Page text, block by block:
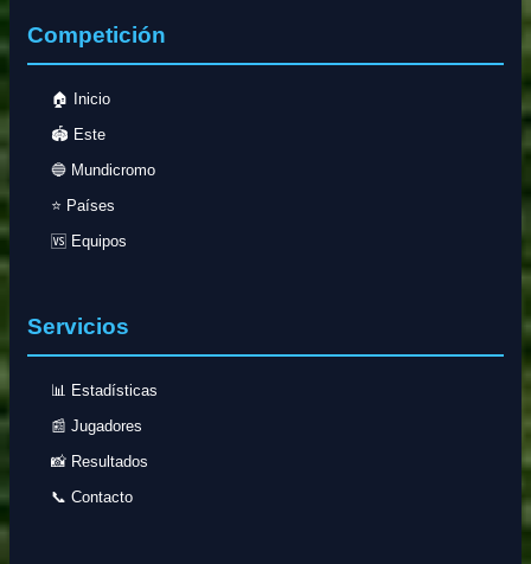
Competición
🏠 Inicio
🏟️ Este
🔵 Mundicromo
⭐ Países
🆚 Equipos
Servicios
📊 Estadísticas
📰 Jugadores
📸 Resultados
📞 Contacto